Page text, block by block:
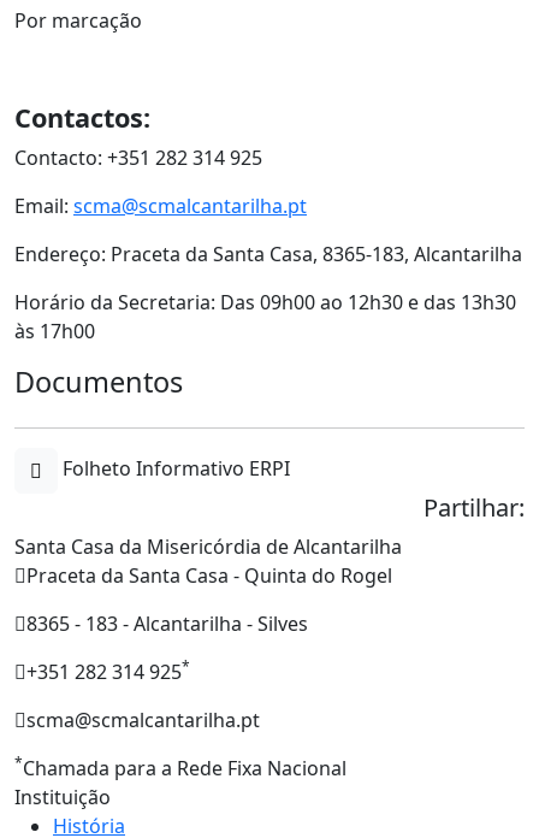
Por marcação
Contactos:
Contacto: +351 282 314 925
Email: scma@scmalcantarilha.pt
Endereço: Praceta da Santa Casa, 8365-183, Alcantarilha
Horário da Secretaria: Das 09h00 ao 12h30 e das 13h30
às 17h00
Documentos
Folheto Informativo ERPI
Partilhar:
Santa Casa da Misericórdia de Alcantarilha
Praceta da Santa Casa - Quinta do Rogel
8365 - 183 - Alcantarilha - Silves
+351 282 314 925*
scma@scmalcantarilha.pt
*Chamada para a Rede Fixa Nacional
Instituição
História